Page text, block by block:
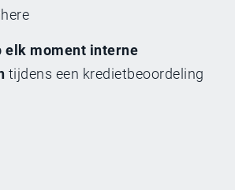
elk moment interne
tijdens een kredietbeoordeling